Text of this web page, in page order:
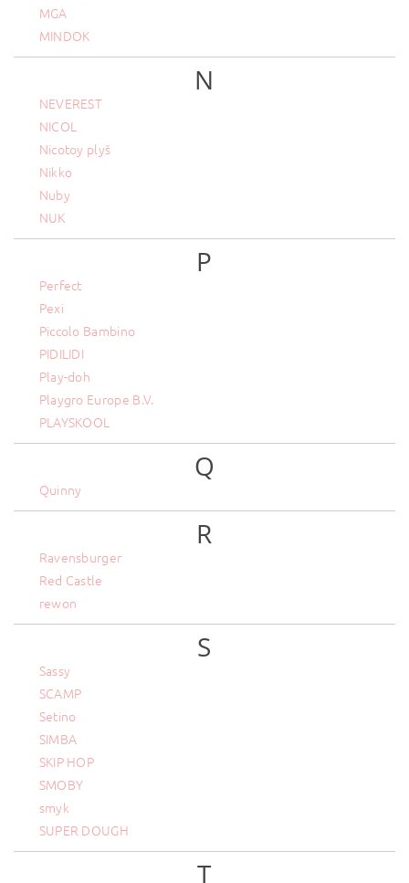
MGA
MINDOK
N
NEVEREST
NICOL
Nicotoy plyš
Nikko
Nuby
NUK
P
Perfect
Pexi
Piccolo Bambino
PIDILIDI
Play-doh
Playgro Europe B.V.
PLAYSKOOL
Q
Quinny
R
Ravensburger
Red Castle
rewon
S
Sassy
SCAMP
Setino
SIMBA
SKIP HOP
SMOBY
smyk
SUPER DOUGH
T